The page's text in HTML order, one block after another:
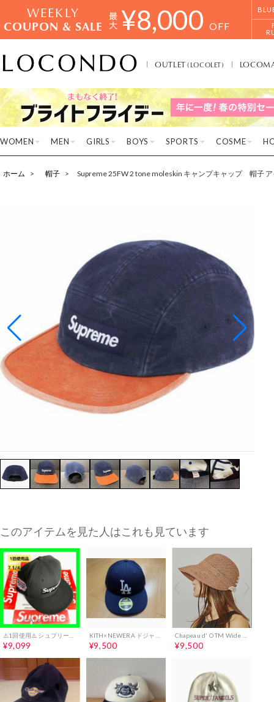
WEEKLY
COUPON & SALE ¥8,000 OFF
OUTLET(LOCOLET)
WOMEN MEN GIRLS BOYS SPORTS COSME
ホーム 帽子 Supreme 25FW 2 tone moleskin キャンプキャップ 帽子
このアイテムを見た人はこれも見ています
¥9,099 ¥9,500 ¥9,500